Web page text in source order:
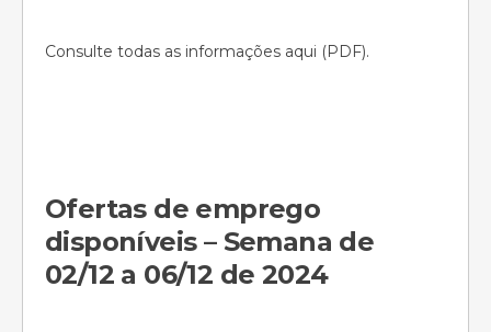
Consulte todas as informações aqui (PDF).
Ofertas de emprego
disponíveis – Semana de
02/12 a 06/12 de 2024